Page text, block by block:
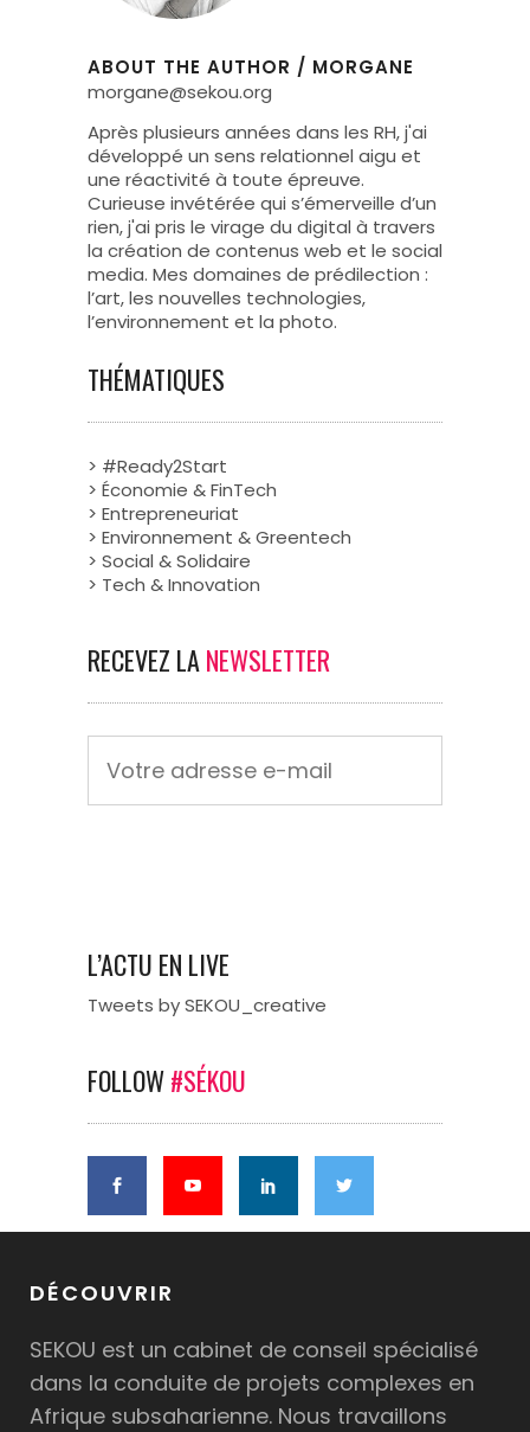
ABOUT THE AUTHOR / MORGANE
morgane@sekou.org
Après plusieurs années dans les RH, j'ai
développé un sens relationnel aigu et
une réactivité à toute épreuve.
Curieuse invétérée qui s’émerveille d’un
rien, j'ai pris le virage du digital à travers
la création de contenus web et le social
media. Mes domaines de prédilection :
l’art, les nouvelles technologies,
l’environnement et la photo.
THÉMATIQUES
> #Ready2Start
> Économie & FinTech
> Entrepreneuriat
> Environnement & Greentech
> Social & Solidaire
> Tech & Innovation
RECEVEZ LA NEWSLETTER
L’ACTU EN LIVE
Tweets by SEKOU_creative
FOLLOW#SÉKOU
DÉCOUVRIR
SEKOU est un cabinet de conseil spécialisé
dans la conduite de projets complexes en
Afrique subsaharienne. Nous travaillons